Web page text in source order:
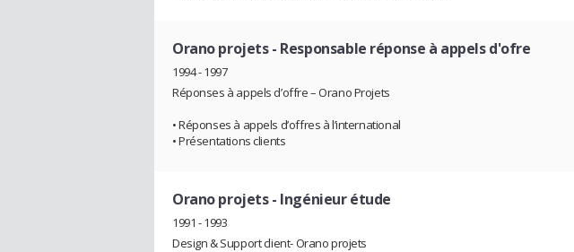
Orano projets- Responsable réponse à appels d'ofre
1994 - 1997
Réponses à appels d’offre – Orano Projets
• Réponses à appels d’offres à l’international
• Présentations clients
Orano projets- Ingénieur étude
1991 - 1993
Design & Support client- Orano projets